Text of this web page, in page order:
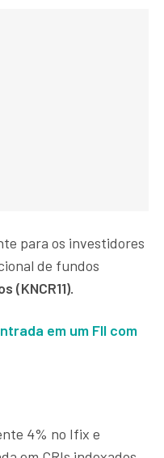
para os investidores
de fundos
(KNCR11).
em um FII com
4% no Ifix e